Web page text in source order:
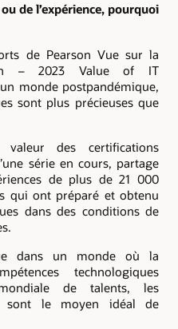
de l’expérience, pourquoi
de Pearson Vue sur la
– 2023 Value of IT
monde postpandémique,
sont plus précieuses que
des certifications
série en cours, partage
de plus de 21 000
qui ont préparé et obtenu
dans des conditions de
dans un monde où la
technologiques
de talents, les
sont le moyen idéal de